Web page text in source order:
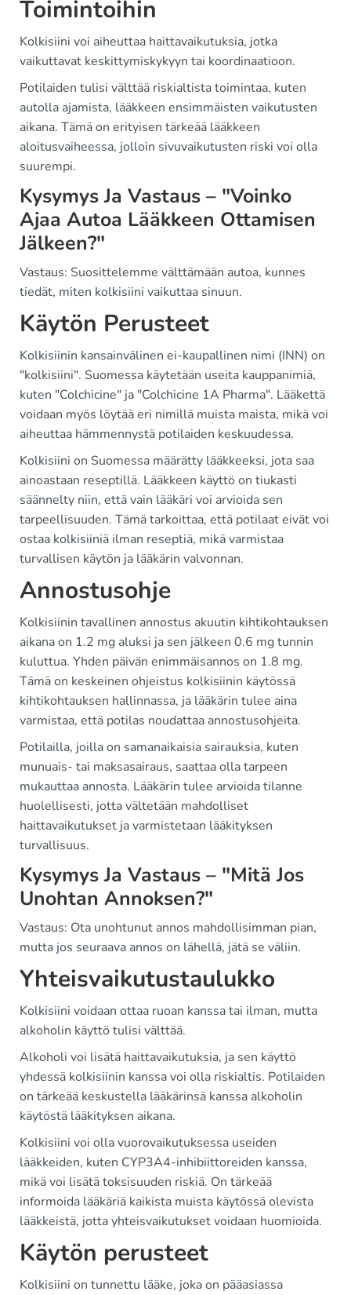
Toimintoihin
Kolkisiini voi aiheuttaa haittavaikutuksia, jotka
vaikuttavat keskittymiskykyyn tai koordinaatioon.
Potilaiden tulisi välttää riskialtista toimintaa, kuten
autolla ajamista, lääkkeen ensimmäisten vaikutusten
aikana. Tämä on erityisen tärkeää lääkkeen
aloitusvaiheessa, jolloin sivuvaikutusten riski voi olla
suurempi.
Kysymys Ja Vastaus – "Voinko
Ajaa Autoa Lääkkeen Ottamisen
Jälkeen?"
Vastaus: Suosittelemme välttämään autoa, kunnes
tiedät, miten kolkisiini vaikuttaa sinuun.
Käytön Perusteet
Kolkisiinin kansainvälinen ei-kaupallinen nimi (INN) on
"kolkisiini". Suomessa käytetään useita kauppanimiä,
kuten "Colchicine" ja "Colchicine 1A Pharma". Lääkettä
voidaan myös löytää eri nimillä muista maista, mikä voi
aiheuttaa hämmennystä potilaiden keskuudessa.
Kolkisiini on Suomessa määrätty lääkkeeksi, jota saa
ainoastaan reseptillä. Lääkkeen käyttö on tiukasti
säännelty niin, että vain lääkäri voi arvioida sen
tarpeellisuuden. Tämä tarkoittaa, että potilaat eivät voi
ostaa kolkisiiniä ilman reseptiä, mikä varmistaa
turvallisen käytön ja lääkärin valvonnan.
Annostusohje
Kolkisiinin tavallinen annostus akuutin kihtikohtauksen
aikana on 1.2 mg aluksi ja sen jälkeen 0.6 mg tunnin
kuluttua. Yhden päivän enimmäisannos on 1.8 mg.
Tämä on keskeinen ohjeistus kolkisiinin käytössä
kihtikohtauksen hallinnassa, ja lääkärin tulee aina
varmistaa, että potilas noudattaa annostusohjeita.
Potilailla, joilla on samanaikaisia sairauksia, kuten
munuais- tai maksasairaus, saattaa olla tarpeen
mukauttaa annosta. Lääkärin tulee arvioida tilanne
huolellisesti, jotta vältetään mahdolliset
haittavaikutukset ja varmistetaan lääkityksen
turvallisuus.
Kysymys Ja Vastaus – "Mitä Jos
Unohtan Annoksen?"
Vastaus: Ota unohtunut annos mahdollisimman pian,
mutta jos seuraava annos on lähellä, jätä se väliin.
Yhteisvaikutustaulukko
Kolkisiini voidaan ottaa ruoan kanssa tai ilman, mutta
alkoholin käyttö tulisi välttää.
Alkoholi voi lisätä haittavaikutuksia, ja sen käyttö
yhdessä kolkisiinin kanssa voi olla riskialtis. Potilaiden
on tärkeää keskustella lääkärinsä kanssa alkoholin
käytöstä lääkityksen aikana.
Kolkisiini voi olla vuorovaikutuksessa useiden
lääkkeiden, kuten CYP3A4-inhibiittoreiden kanssa,
mikä voi lisätä toksisuuden riskiä. On tärkeää
informoida lääkäriä kaikista muista käytössä olevista
lääkkeistä, jotta yhteisvaikutukset voidaan huomioida.
Käytön perusteet
Kolkisiini on tunnettu lääke, joka on pääasiassa